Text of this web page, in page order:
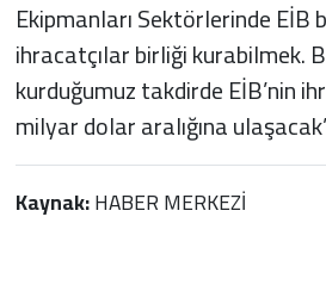
Ekipmanları Sektörlerinde EİB
ihracatçılar birliği kurabilmek.
kurduğumuz takdirde EİB’nin
milyar dolar aralığına
Kaynak:HABER MERKEZİ